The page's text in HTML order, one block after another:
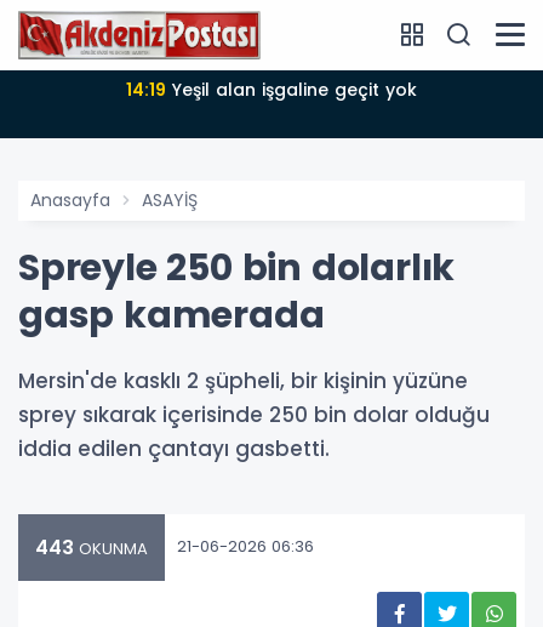
Anasayfa ASAYİŞ
Spreyle 250 bin dolarlık
gasp kamerada
Mersin'de kasklı 2 şüpheli, bir kişinin yüzüne
sprey sıkarak içerisinde 250 bin dolar olduğu
iddia edilen çantayı gasbetti.
443 OKUNMA 21-06-2026 06:36